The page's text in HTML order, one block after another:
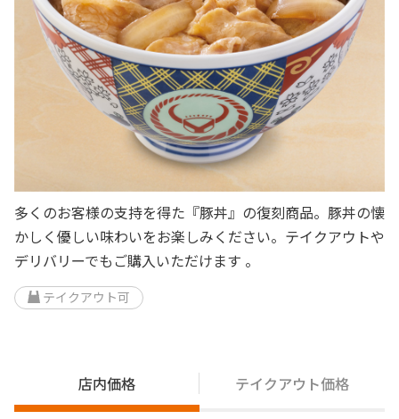
多くのお客様の支持を得た『豚丼』の復刻商品。豚丼の懐
かしく優しい味わいをお楽しみください。テイクアウトや
デリバリーでもご購入いただけます 。
テイクアウト可
店内価格 テイクアウト価格